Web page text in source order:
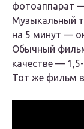
фотоаппарат
Музыкальный
на 5 минут —
Обычный
качестве —
Тот же фильм в